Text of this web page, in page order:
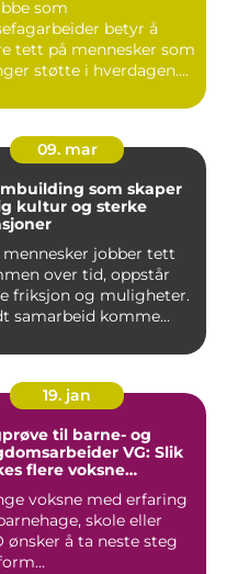
som
betyr å
tett på mennesker som
støtte i hverdagen.
09. mar
som skaper
kultur og sterke
mennesker jobber tett
over tid, oppstår
friksjon og muligheter.
samarbeid komme...
19. jan
til barne- og
VG: Slik
flere voksne
voksne med erfaring
skole eller
ønsker å ta neste steg